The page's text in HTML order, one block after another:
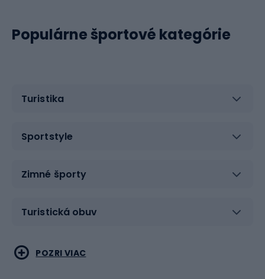
Populárne športové kategórie
Turistika
Sportstyle
Zimné športy
Turistická obuv
Vodné športy
Bojové umenia
POZRI VIAC